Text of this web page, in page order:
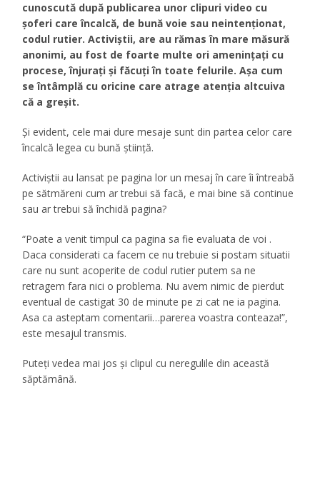
cunoscută după publicarea unor clipuri video cu
şoferi care încalcă, de bună voie sau neintenţionat,
codul rutier. Activiştii, are au rămas în mare măsură
anonimi, au fost de foarte multe ori ameninţaţi cu
procese, înjuraţi şi făcuţi în toate felurile. Aşa cum
se întâmplă cu oricine care atrage atenţia altcuiva
că a greşit.
Şi evident, cele mai dure mesaje sunt din partea celor care
încalcă legea cu bună ştiinţă.
Activiştii au lansat pe pagina lor un mesaj în care îi întreabă
pe sătmăreni cum ar trebui să facă, e mai bine să continue
sau ar trebui să închidă pagina?
“Poate a venit timpul ca pagina sa fie evaluata de voi .
Daca considerati ca facem ce nu trebuie si postam situatii
care nu sunt acoperite de codul rutier putem sa ne
retragem fara nici o problema. Nu avem nimic de pierdut
eventual de castigat 30 de minute pe zi cat ne ia pagina.
Asa ca asteptam comentarii…parerea voastra conteaza!”,
este mesajul transmis.
Puteţi vedea mai jos şi clipul cu neregulile din această
săptămână.